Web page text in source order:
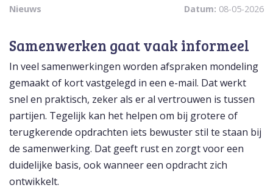
Nieuws Datum: 08-05-2026
Samenwerken gaat vaak informeel
In veel samenwerkingen worden afspraken mondeling
gemaakt of kort vastgelegd in een e-mail. Dat werkt
snel en praktisch, zeker als er al vertrouwen is tussen
partijen. Tegelijk kan het helpen om bij grotere of
terugkerende opdrachten iets bewuster stil te staan bij
de samenwerking. Dat geeft rust en zorgt voor een
duidelijke basis, ook wanneer een opdracht zich
ontwikkelt.